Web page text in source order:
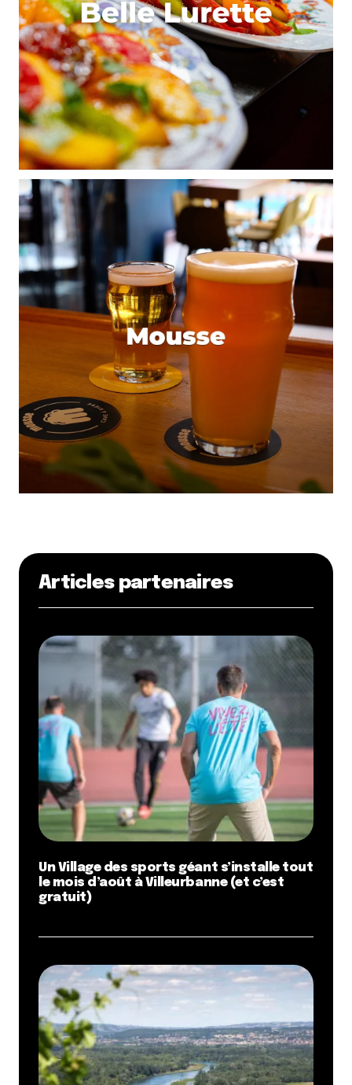
Articles partenaires
Un Village des sports géant s’installe tout
le mois d’août à Villeurbanne (et c’est
gratuit)